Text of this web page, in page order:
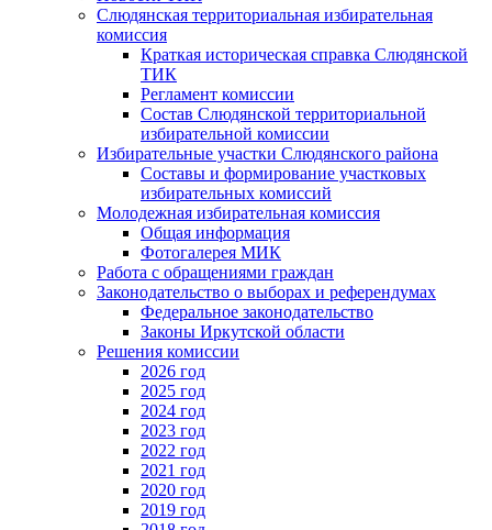
Слюдянская территориальная избирательная
комиссия
Краткая историческая справка Слюдянской
ТИК
Регламент комиссии
Состав Слюдянской территориальной
избирательной комиссии
Избирательные участки Слюдянского района
Составы и формирование участковых
избирательных комиссий
Молодежная избирательная комиссия
Общая информация
Фотогалерея МИК
Работа с обращениями граждан
Законодательство о выборах и референдумах
Федеральное законодательство
Законы Иркутской области
Решения комиссии
2026 год
2025 год
2024 год
2023 год
2022 год
2021 год
2020 год
2019 год